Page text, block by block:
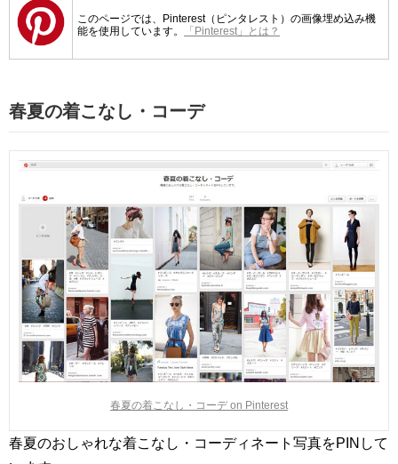
このページでは、Pinterest（ピンタレスト）の画像埋め込み機
能を使用しています。
「Pinterest」とは？
春夏の着こなし・コーデ
春夏の着こなし・コーデ on Pinterest
春夏のおしゃれな着こなし・コーディネート写真をPINして